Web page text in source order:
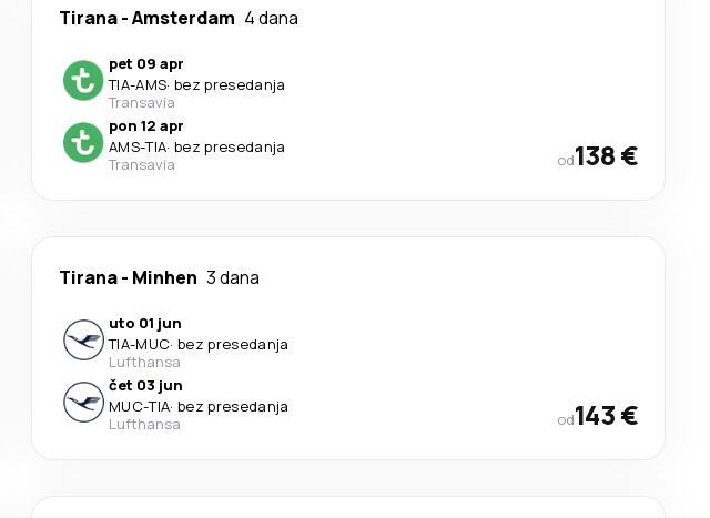
Tirana-Amsterdam 4 dana
pet 09 apr
TIA-AMS· bez presedanja
Transavia
pon 12 apr
AMS-TIA· bez presedanja
Transavia
od138 €
Tirana- Minhen 3 dana
uto 01 jun
TIA-MUC· bez presedanja
Lufthansa
čet 03 jun
MUC-TIA· bez presedanja
Lufthansa
od143 €